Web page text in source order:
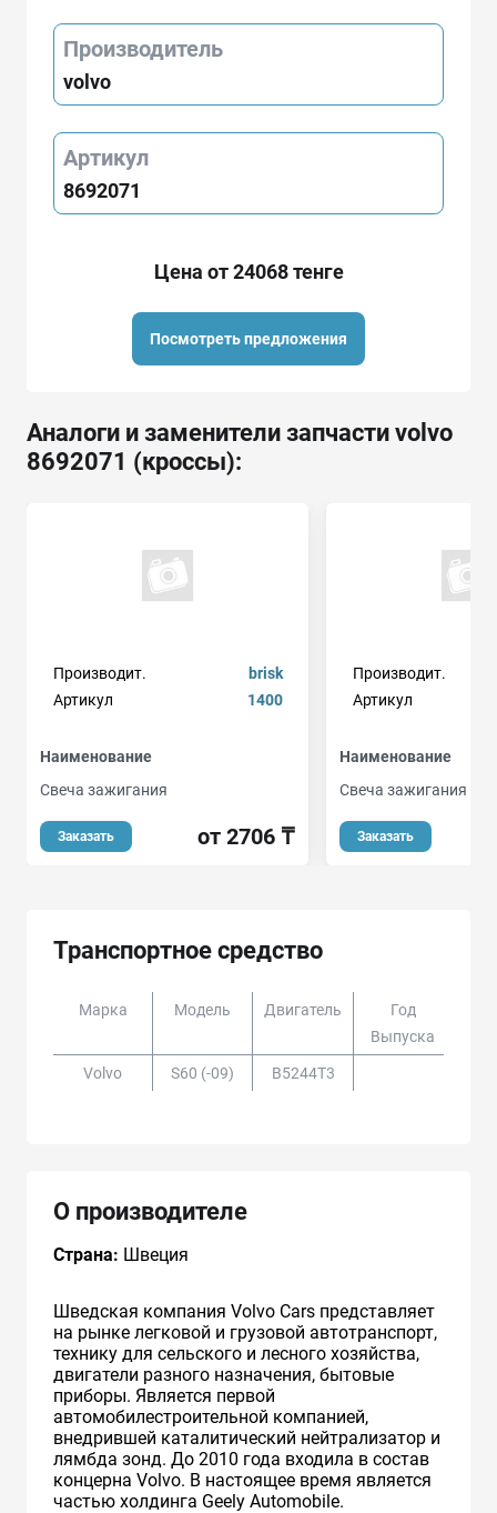
Производитель
volvo
Артикул
8692071
Цена от 24068 тенге
Посмотреть предложения
Аналоги и заменители запчасти volvo
8692071 (кроссы):
Производит.
brisk
Артикул
1400
Наименование
Свеча зажигания
Заказать от 2706 ₸
Производит.
Артикул
Наименование
Свеча зажигания
Заказать
Транспортное средство
Марка Модель Двигатель
Год
Выпуска
Volvo S60 (-09) B5244T3
О производителе
Страна: Швеция
Шведская компания Volvo Cars представляет
на рынке легковой и грузовой автотранспорт,
технику для сельского и лесного хозяйства,
двигатели разного назначения, бытовые
приборы. Является первой
автомобилестроительной компанией,
внедрившей каталитический нейтрализатор и
лямбда зонд. До 2010 года входила в состав
концерна Volvo. В настоящее время является
частью холдинга Geely Automobile.